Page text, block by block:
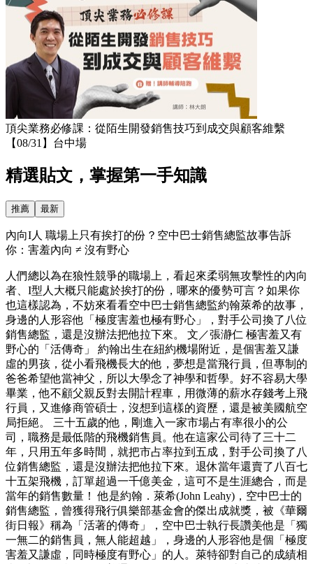
頂尖業務必修課：從陌生開發銷售技巧到成交與顧客維繫
【08/31】台中場
精選貼文，掌握第一手知識
推薦 最新
內向I人 職場上只有挨打的份？空中巴士銷售總監故事告訴
你：害羞內向 ≠ 沒有野心
人們總以為在狼性競爭的職場上，看起來柔弱無攻擊性的內向
者、I型人大概只能處於挨打的份，哪來的優勢可言？如果你
也這樣認為，不妨來看看空中巴士銷售總監約翰萊希的故事，
身邊的人形容他「極度害羞也極有野心」，對手公司換了八位
銷售總監，還是沒辦法把他拉下來。 文／張瀞仁 極害羞又有
野心的「活傳奇」 約翰出生在紐約機場附近，是個害羞又謙
虛的男孩，從小看飛機長大的他，夢想是當飛行員，但專制的
爸爸希望他當神父，所以大學念了神學和哲學。好不容易大學
畢業，他不顧父親反對去開計程車，用微薄的薪水存錢考上飛
行員，又進修商管碩士，沒想到這樣的資歷，還是被美國航空
局拒絕。 三十五歲的他，剛進入一家市場占有率很小的公
司，職務是最低階的飛機銷售員。他在這家公司待了三十二
年，只用五年多時間，就把市占率拉到五成，對手公司換了八
位銷售總監，還是沒辦法把他拉下來。退休當年還賣了八百七
十五架飛機，訂單超過一千億美金，這可不是生涯總合，而是
當年的銷售數量！ 他是約翰．萊希(John Leahy)，空中巴士的
銷售總監，曾獲得飛行俱樂部基金會的傑出成就獎，被《華爾
街日報》稱為「活著的傳奇」，空中巴士執行長讚美他是「獨
一無二的銷售員，無人能超越」，身邊的人形容他是個「極度
害羞又謙虛，同時極度有野心」的人。萊特卻對自己的成績相